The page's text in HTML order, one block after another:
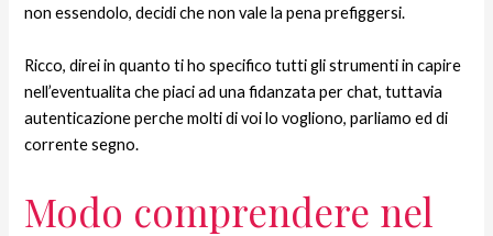
non essendolo, decidi che non vale la pena prefiggersi.
Ricco, direi in quanto ti ho specifico tutti gli strumenti in capire
nell’eventualita che piaci ad una fidanzata per chat, tuttavia
autenticazione perche molti di voi lo vogliono, parliamo ed di
corrente segno.
Modo comprendere nel